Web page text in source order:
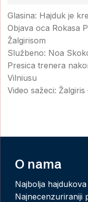
Glasina: Hajduk je
Objava oca Rokasa
Žalgirisom
Službeno: Noa
Presica trenera
Vilniusu
Video sažeci:
O nama
Najbolja
Najnecenzuriraniji